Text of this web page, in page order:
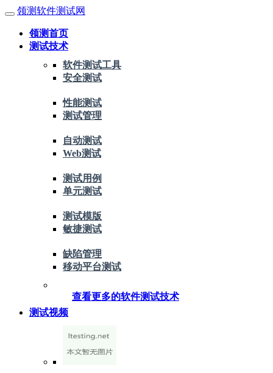
领测软件测试网
领测首页
测试技术
软件测试工具
安全测试
性能测试
测试管理
自动测试
Web测试
测试用例
单元测试
测试模版
敏捷测试
缺陷管理
移动平台测试
查看更多的软件测试技术
测试视频